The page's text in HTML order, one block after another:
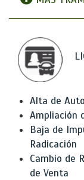
Alta de
Ampliación
Baja de
Radicación
Cambio de
de Venta